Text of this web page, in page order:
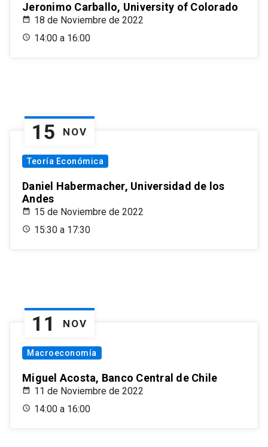
Jeronimo Carballo, University of Colorado
18 de Noviembre de 2022
14:00 a 16:00
15 NOV
Teoría Económica
Daniel Habermacher, Universidad de los
Andes
15 de Noviembre de 2022
15:30 a 17:30
11 NOV
Macroeconomía
Miguel Acosta, Banco Central de Chile
11 de Noviembre de 2022
14:00 a 16:00